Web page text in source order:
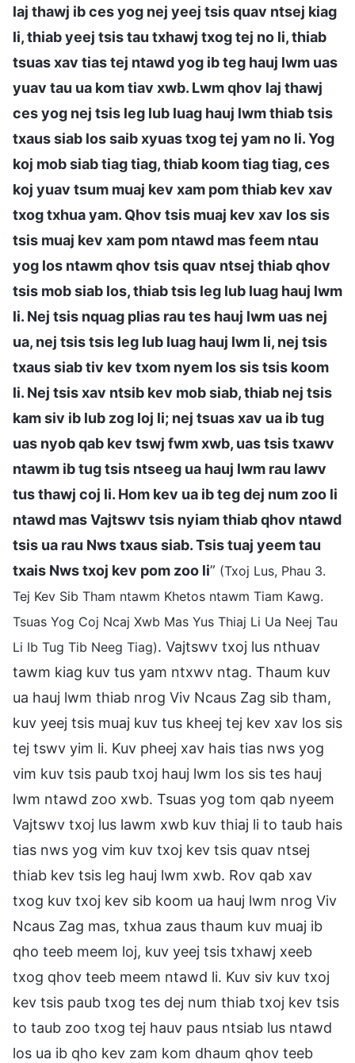
laj thawj ib ces yog nej yeej tsis quav ntsej kiag
li, thiab yeej tsis tau txhawj txog tej no li, thiab
tsuas xav tias tej ntawd yog ib teg hauj lwm uas
yuav tau ua kom tiav xwb. Lwm qhov laj thawj
ces yog nej tsis leg lub luag hauj lwm thiab tsis
txaus siab los saib xyuas txog tej yam no li. Yog
koj mob siab tiag tiag, thiab koom tiag tiag, ces
koj yuav tsum muaj kev xam pom thiab kev xav
txog txhua yam. Qhov tsis muaj kev xav los sis
tsis muaj kev xam pom ntawd mas feem ntau
yog los ntawm qhov tsis quav ntsej thiab qhov
tsis mob siab los, thiab tsis leg lub luag hauj lwm
li. Nej tsis nquag plias rau tes hauj lwm uas nej
ua, nej tsis tsis leg lub luag hauj lwm li, nej tsis
txaus siab tiv kev txom nyem los sis tsis koom
li. Nej tsis xav ntsib kev mob siab, thiab nej tsis
kam siv ib lub zog loj li; nej tsuas xav ua ib tug
uas nyob qab kev tswj fwm xwb, uas tsis txawv
ntawm ib tug tsis ntseeg ua hauj lwm rau lawv
tus thawj coj li. Hom kev ua ib teg dej num zoo li
ntawd mas Vajtswv tsis nyiam thiab qhov ntawd
tsis ua rau Nws txaus siab. Tsis tuaj yeem tau
txais Nws txoj kev pom zoo li” (Txoj Lus, Phau 3.
Tej Kev Sib Tham ntawm Khetos ntawm Tiam Kawg.
Tsuas Yog Coj Ncaj Xwb Mas Yus Thiaj Li Ua Neej Tau
Li Ib Tug Tib Neeg Tiag). Vajtswv txoj lus nthuav
tawm kiag kuv tus yam ntxwv ntag. Thaum kuv
ua hauj lwm thiab nrog Viv Ncaus Zag sib tham,
kuv yeej tsis muaj kuv tus kheej tej kev xav los sis
tej tswv yim li. Kuv pheej xav hais tias nws yog
vim kuv tsis paub txoj hauj lwm los sis tes hauj
lwm ntawd zoo xwb. Tsuas yog tom qab nyeem
Vajtswv txoj lus lawm xwb kuv thiaj li to taub hais
tias nws yog vim kuv txoj kev tsis quav ntsej
thiab kev tsis leg hauj lwm xwb. Rov qab xav
txog kuv txoj kev sib koom ua hauj lwm nrog Viv
Ncaus Zag mas, txhua zaus thaum kuv muaj ib
qho teeb meem loj, kuv yeej tsis txhawj xeeb
txog qhov teeb meem ntawd li. Kuv siv kuv txoj
kev tsis paub txog tes dej num thiab txoj kev tsis
to taub zoo txog tej hauv paus ntsiab lus ntawd
los ua ib qho kev zam kom dhaum qhov teeb